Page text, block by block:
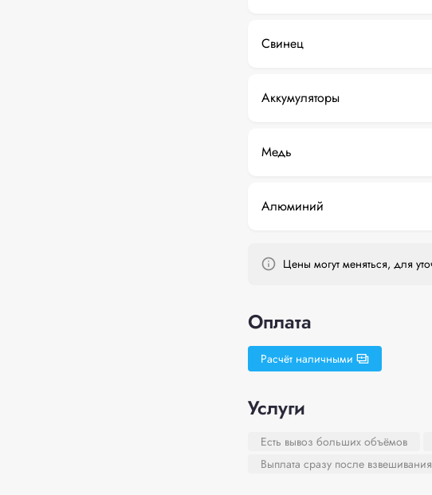
Свинец
Аккумуляторы
Медь
Алюминий
Цены могут меняться, для
Оплата
Расчёт наличными
Услуги
Есть вывоз больших объёмов
Выплата сразу после взвешивания